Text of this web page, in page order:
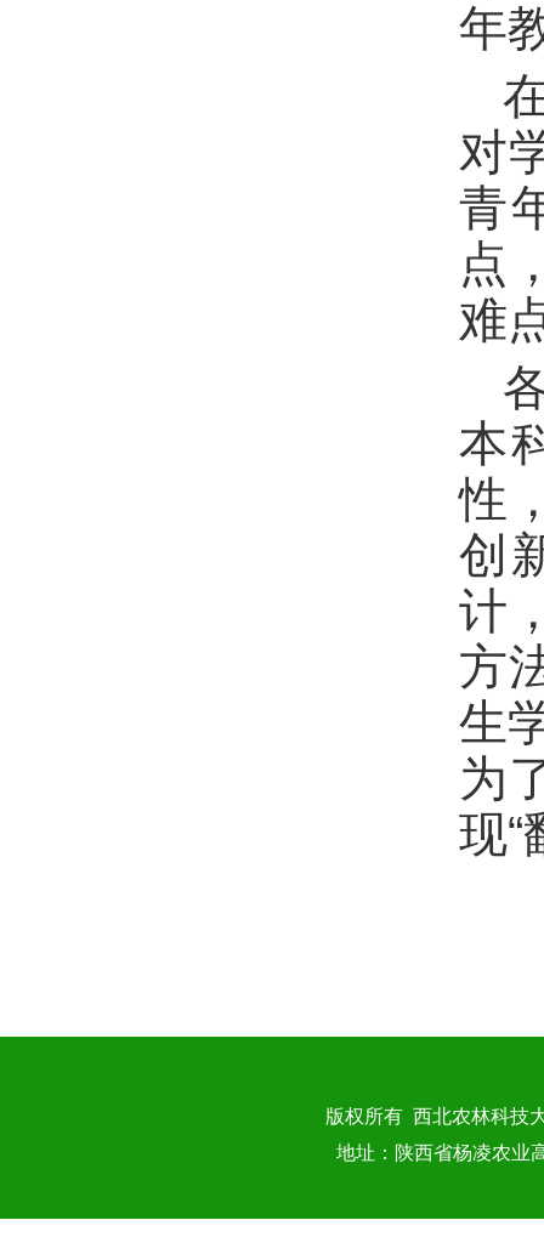
年
对
青
点
难
本
性
创
计
方
生
为
现“
版权所有 西北农林科技
地址：陕西省杨凌农业